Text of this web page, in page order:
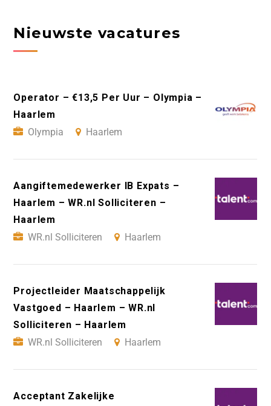
Nieuwste vacatures
Operator – €13,5 Per Uur – Olympia –
Haarlem
Olympia
Haarlem
Aangiftemedewerker IB Expats –
Haarlem – WR.nl Solliciteren –
Haarlem
WR.nl Solliciteren
Haarlem
Projectleider Maatschappelijk
Vastgoed – Haarlem – WR.nl
Solliciteren – Haarlem
WR.nl Solliciteren
Haarlem
Acceptant Zakelijke